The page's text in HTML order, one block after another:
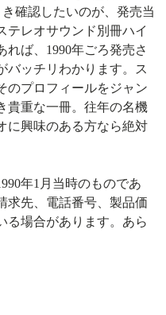
確認したいのが、発売当
テレオサウンド別冊ハイ
れば、1990年ごろ発売さ
バッチリわかります。ス
のプロフィールをジャン
貴重な一冊。往年の名機
に興味のある方なら絶対
年1月当時のものであ
求先、電話番号、製品価
る場合があります。あら